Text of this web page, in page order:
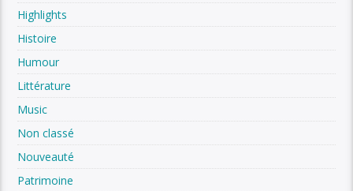
Highlights
Histoire
Humour
Littérature
Music
Non classé
Nouveauté
Patrimoine